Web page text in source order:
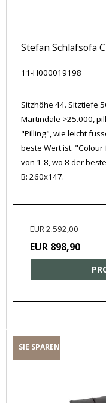
Stefan Schlafsofa
11-H000019198
Sitzhöhe 44. Sitztiefe
Martindale >25.000,
"Pilling", wie leicht
beste Wert ist.
von 1-8, wo 8 der
B: 260x147.
EUR 2.592,00
EUR 898,90
SIE SPAREN